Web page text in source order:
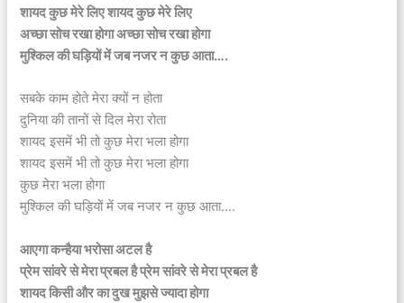
शायद कुछ मेरे लिए शायद कुछ मेरे लिए
अच्छा सोच रखा होगा अच्छा सोच रखा होगा
मुश्किल की घड़ियों में जब नजर न कुछ आता….
सबके काम होते मेरा क्यों न होता
दुनिया की तानों से दिल मेरा रोता
शायद इसमें भी तो कुछ मेरा भला होगा
शायद इसमें भी तो कुछ मेरा भला होगा
कुछ मेरा भला होगा
मुश्किल की घड़ियों में जब नजर न कुछ आता….
आएगा कन्हैया भरोसा अटल है
प्रेम सांवरे से मेरा प्रबल है प्रेम सांवरे से मेरा प्रबल है
शायद किसी और का दुख मुझसे ज्यादा होगा